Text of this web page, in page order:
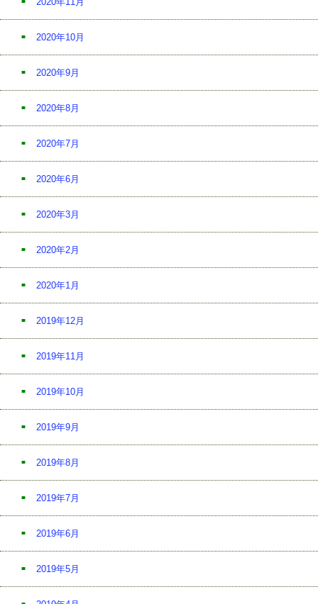
2020年10月
2020年9月
2020年8月
2020年7月
2020年6月
2020年3月
2020年2月
2020年1月
2019年12月
2019年11月
2019年10月
2019年9月
2019年8月
2019年7月
2019年6月
2019年5月